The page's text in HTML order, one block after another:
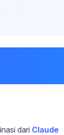
dari Claude